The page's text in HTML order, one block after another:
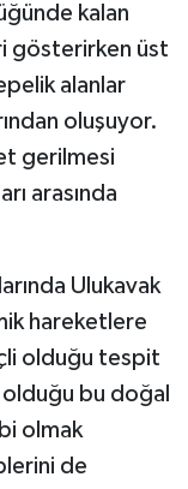
kalan
gösterirken üst
alanlar
oluşuyor.
gerilmesi
arasında
Ulukavak
hareketlere
olduğu tespit
bu doğal
olmak
de